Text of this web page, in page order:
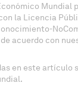
Mundial
la Licencia
acuerdo con
en este artículo